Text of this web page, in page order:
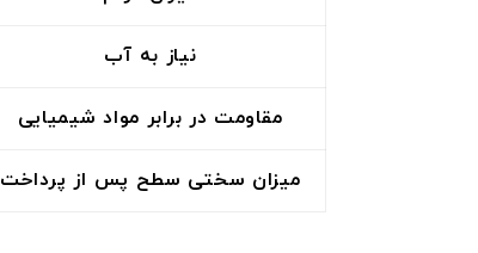
نیاز به آب
مقاومت در برابر مواد شیمیایی
میزان سختی سطح پس از پرداخت